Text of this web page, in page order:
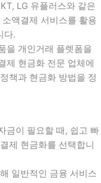
LG 유플러스와 같은
액결제 서비스를 활용
다.
을 개인거래 플렛폼을
제 현금화 전문 업체에
책과 현금화 방법을 정
금이 필요할 때 , 쉽고 빠
제 현금화를 선택합니
일반적인 금융 서비스